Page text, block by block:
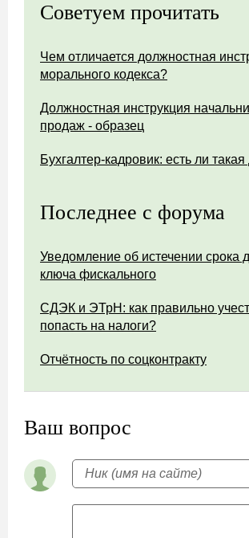
Советуем прочитать
Чем отличается должностная
морального кодекса?
Должностная инструкция
продаж - образец
Бухгалтер-кадровик: есть ли
Последнее с форума
Уведомление об истечении срока
ключа фискального
СДЭК и ЭТрН: как правильно
попасть на налоги?
Отчётность по соцконтракту
Ваш вопрос